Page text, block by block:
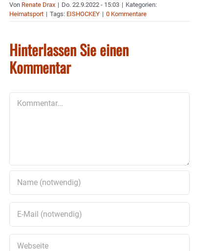
Von Renate Drax | Do. 22.9.2022 - 15:03 | Kategorien:
Heimatsport | Tags: EISHOCKEY | 0 Kommentare
Hinterlassen Sie einen
Kommentar